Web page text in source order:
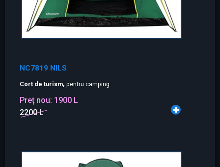
NC7819 NILS
Cort de turism, pentru camping
Preț nou: 1900 L
2200 L